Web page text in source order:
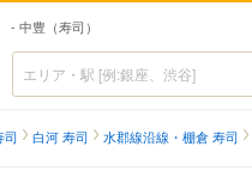
- 中豊（寿司）
べログ
司 白河 寿司 水郡線沿線・棚倉 寿司